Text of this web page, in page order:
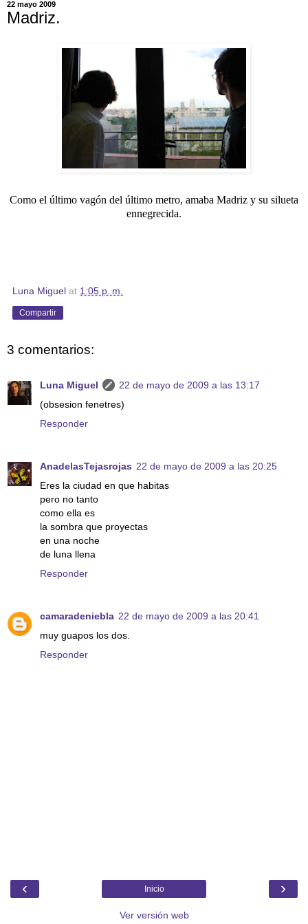
22 mayo 2009
Madriz.
Como el último vagón del último metro, amaba Madriz y su silueta
ennegrecida.
Luna Miguel at 1:05 p. m.
Compartir
3 comentarios:
Luna Miguel
22 de mayo de 2009 a las 13:17
(obsesion fenetres)
Responder
AnadelasTejasrojas 22 de mayo de 2009 a las 20:25
Eres la ciudad en que habitas
pero no tanto
como ella es
la sombra que proyectas
en una noche
de luna llena
Responder
camaradeniebla 22 de mayo de 2009 a las 20:41
muy guapos los dos.
Responder
‹ ›
Inicio
Ver versión web